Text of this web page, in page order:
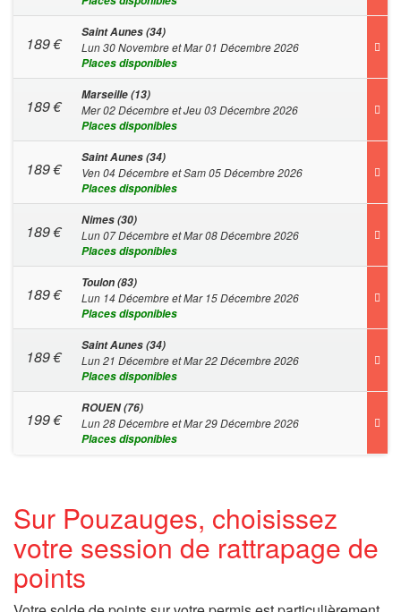
189€
Saint Aunes (34)
Lun 30 Novembre et Mar 01 Décembre 2026
Places disponibles
189€
Marseille (13)
Mer 02 Décembre et Jeu 03 Décembre 2026
Places disponibles
189€
Saint Aunes (34)
Ven 04 Décembre et Sam 05 Décembre 2026
Places disponibles
189€
Nimes (30)
Lun 07 Décembre et Mar 08 Décembre 2026
Places disponibles
189€
Toulon (83)
Lun 14 Décembre et Mar 15 Décembre 2026
Places disponibles
189€
Saint Aunes (34)
Lun 21 Décembre et Mar 22 Décembre 2026
Places disponibles
199€
ROUEN (76)
Lun 28 Décembre et Mar 29 Décembre 2026
Places disponibles
Sur Pouzauges, choisissez
votre session de rattrapage de
points